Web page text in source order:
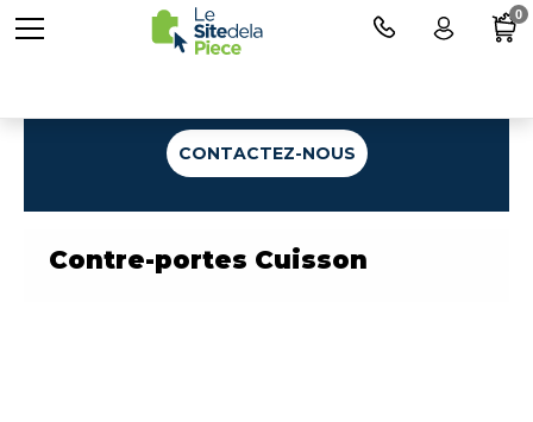
CONTACTEZ-NOUS
Contre-portes Cuisson
0